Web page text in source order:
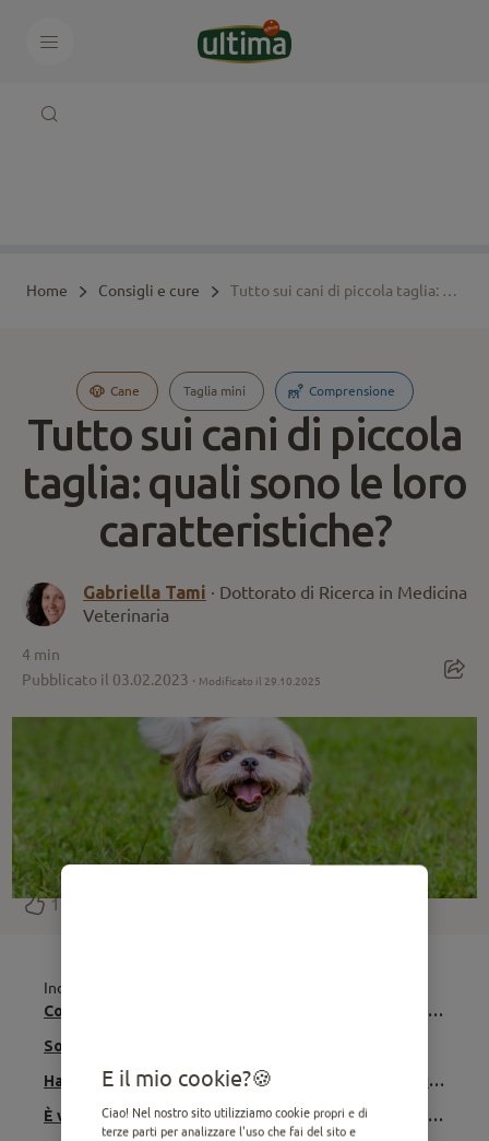
Home Consigli e cure Tutto sui cani di piccola taglia: quali sono le loro caratteristiche?
Cane Taglia mini Comprensione
Tutto sui cani di piccola
taglia: quali sono le loro
caratteristiche?
Gabriella Tami · Dottorato di Ricerca in Medicina
Veterinaria
4 min
Pubblicato il 03.02.2023 · Modificato il 29.10.2025
1
Indice
Come funziona il metabolismo dei cani di piccola taglia?
Sono più longevi dei cani di grande taglia?
Hanno capacità cognitive diverse rispetto ai cani più grossi?
È vero che i cani di taglia piccola sono più disubbidienti?
E il mio cookie?
Ciao! Nel nostro sito utilizziamo cookie propri e di
terze parti per analizzare l'uso che fai del sito e